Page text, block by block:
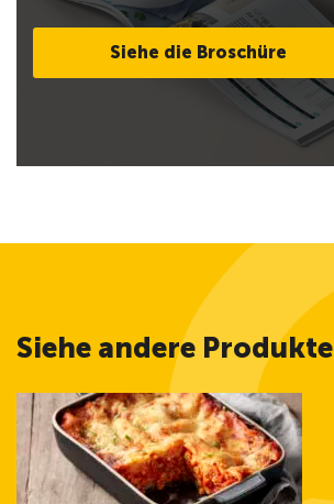
Siehe die Broschüre
Siehe andere Produkte